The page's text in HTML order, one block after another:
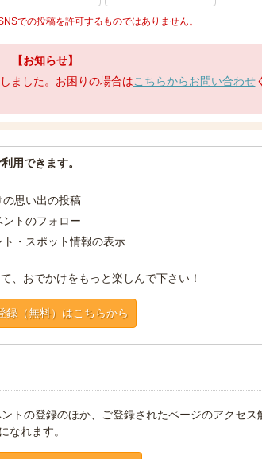
での投稿を許可するものではありません。
【お知らせ】
ました。お困りの場合はこちらからお問い合わせ
用できます。
思い出の投稿
トのフォロー
・スポット情報の表示
、おでかけをもっと楽しんで下さい！
録（無料）はこちらから
トの登録のほか、ご登録されたページのアクセス
なれます。